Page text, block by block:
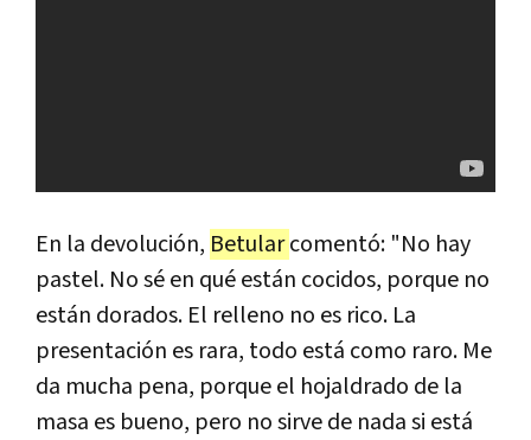
En la devolución, Betularcomentó: "No hay
pastel. No sé en qué están cocidos, porque no
están dorados. El relleno no es rico. La
presentación es rara, todo está como raro. Me
da mucha pena, porque el hojaldrado de la
masa es bueno, pero no sirve de nada si está